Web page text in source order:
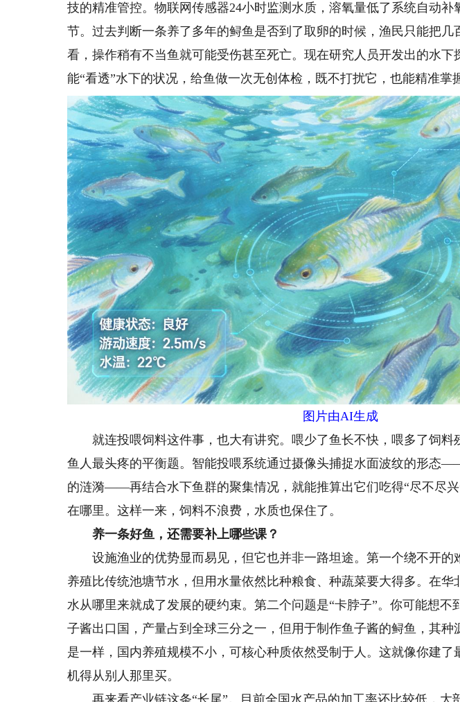
技的精准管控。物联网传感器24小时监测水质，溶氧量低了系统自动补
节。过去判断一条养了多年的鲟鱼是否到了取卵的时候，渔民只能把几
看，操作稍有不当鱼就可能受伤甚至死亡。现在研究人员开发出的水下
能“看透”水下的状况，给鱼做一次无创体检，既不打扰它，也能精准掌
图片由AI生成
就连投喂饲料这件事，也大有讲究。喂少了鱼长不快，喂多了饲料
鱼人最头疼的平衡题。智能投喂系统通过摄像头捕捉水面波纹的形态
的涟漪——再结合水下鱼群的聚集情况，就能推算出它们吃得“尽不尽
在哪里。这样一来，饲料不浪费，水质也保住了。
养一条好鱼，还需要补上哪些课？
设施渔业的优势显而易见，但它也并非一路坦途。第一个绕不开的
养殖比传统池塘节水，但用水量依然比种粮食、种蔬菜要大得多。在华
水从哪里来就成了发展的硬约束。第二个问题是“卡脖子”。你可能想不
子酱出口国，产量占到全球三分之一，但用于制作鱼子酱的鲟鱼，其种
是一样，国内养殖规模不小，可核心种质依然受制于人。这就像你建了
机得从别人那里买。
再来看产业链这条“长尾”。目前全国水产品的加工率还比较低，大